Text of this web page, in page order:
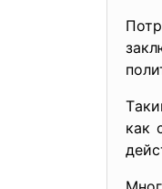
кaк